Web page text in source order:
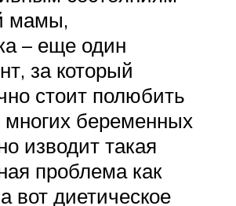
мамы,
– еще один
за который
стоит полюбить
многих беременных
изводит такая
проблема как
вот диетическое